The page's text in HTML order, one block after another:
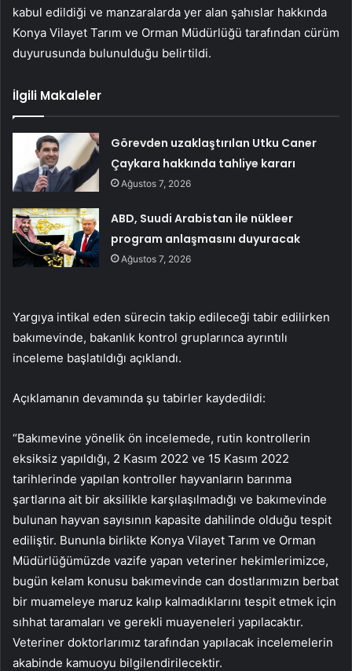
kabul edildiği ve manzaralarda yer alan şahıslar hakkında
Konya Vilayet Tarım ve Orman Müdürlüğü tarafından cürüm
duyurusunda bulunulduğu belirtildi.
İlgili Makaleler
Görevden uzaklaştırılan Utku Caner
Çaykara hakkında tahliye kararı
Ağustos 7, 2026
ABD, Suudi Arabistan ile nükleer
program anlaşmasını duyuracak
Ağustos 7, 2026
Yargıya intikal eden sürecin takip edileceği tabir edilirken
bakımevinde, bakanlık kontrol gruplarınca ayrıntılı
inceleme başlatıldığı açıklandı.
Açıklamanın devamında şu tabirler kaydedildi:
“Bakımevine yönelik ön incelemede, rutin kontrollerin
eksiksiz yapıldığı, 2 Kasım 2022 ve 15 Kasım 2022
tarihlerinde yapılan kontroller hayvanların barınma
şartlarına ait bir aksilikle karşılaşılmadığı ve bakımevinde
bulunan hayvan sayısının kapasite dahilinde olduğu tespit
ediliştir. Bununla birlikte Konya Vilayet Tarım ve Orman
Müdürlüğümüzde vazife yapan veteriner hekimlerimizce,
bugün kelam konusu bakımevinde can dostlarımızın berbat
bir muameleye maruz kalıp kalmadıklarını tespit etmek için
sıhhat taramaları ve gerekli muayeneleri yapılacaktır.
Veteriner doktorlarımız tarafından yapılacak incelemelerin
akabinde kamuoyu bilgilendirilecektir.